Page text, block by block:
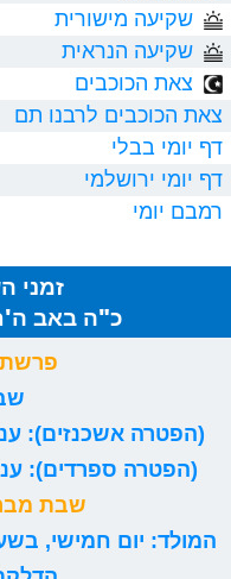
שקיעה מישורית
שקיעה הנראית
צאת הכוכבים
צאת הכוכבים לרבנו תם
דף יומי בבלי
דף יומי ירושלמי
רמבם יומי
זמני
כ"ה באב ה'תשפ"ו
(הפטרה אשכנזים):
(הפטרה ספרדים):
שבת
המולד: יום חמישי, בשעה 8 בבוקר, 15 דקות ו0